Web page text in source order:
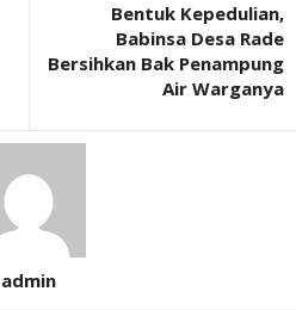
Bentuk Kepedulian,
Babinsa Desa Rade
Bersihkan Bak Penampung
Air Warganya
admin